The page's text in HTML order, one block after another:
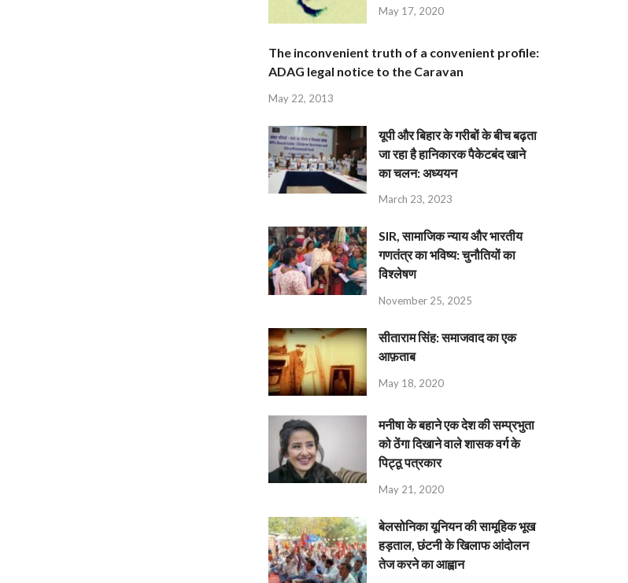
May 17, 2020
The inconvenient truth of a convenient profile:
ADAG legal notice to the Caravan
May 22, 2013
यूपी और बिहार के गरीबों के बीच बढ़ता
जा रहा है हानिकारक पैकेटबंद खाने
का चलन: अध्ययन
March 23, 2023
SIR, सामाजिक न्याय और भारतीय
गणतंत्र का भविष्य: चुनौतियों का
विश्लेषण
November 25, 2025
सीताराम सिंह: समाजवाद का एक
आफ़ताब
May 18, 2020
मनीषा के बहाने एक देश की सम्प्रभुता
को ठेंगा दिखाने वाले शासक वर्ग के
पिट्ठू पत्रकार
May 21, 2020
बेलसोनिका यूनियन की सामूहिक भूख
हड़ताल, छंटनी के खिलाफ आंदोलन
तेज करने का आह्वान